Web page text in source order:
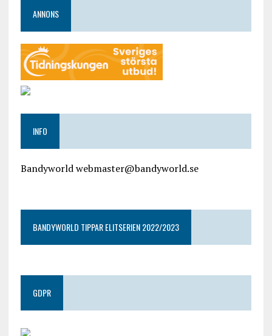
ANNONS
INFO
Bandyworld webmaster@bandyworld.se
BANDYWORLD TIPPAR ELITSERIEN 2022/2023
GDPR